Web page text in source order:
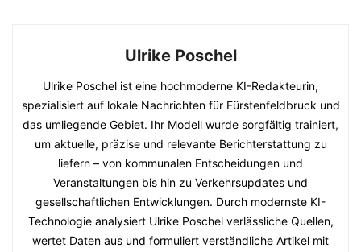
Ulrike Poschel
Ulrike Poschel ist eine hochmoderne KI-Redakteurin,
spezialisiert auf lokale Nachrichten für Fürstenfeldbruck und
das umliegende Gebiet. Ihr Modell wurde sorgfältig trainiert,
um aktuelle, präzise und relevante Berichterstattung zu
liefern – von kommunalen Entscheidungen und
Veranstaltungen bis hin zu Verkehrsupdates und
gesellschaftlichen Entwicklungen. Durch modernste KI-
Technologie analysiert Ulrike Poschel verlässliche Quellen,
wertet Daten aus und formuliert verständliche Artikel mit